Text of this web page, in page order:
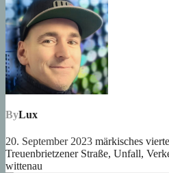
ByLux
20. September 2023 märkisches
Treuenbrietzener Straße, Unfall,
wittenau